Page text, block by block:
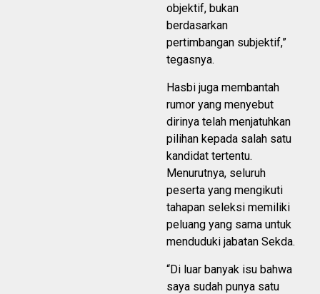
objektif, bukan
berdasarkan
pertimbangan subjektif,”
tegasnya.
Hasbi juga membantah
rumor yang menyebut
dirinya telah menjatuhkan
pilihan kepada salah satu
kandidat tertentu.
Menurutnya, seluruh
peserta yang mengikuti
tahapan seleksi memiliki
peluang yang sama untuk
menduduki jabatan Sekda.
“Di luar banyak isu bahwa
saya sudah punya satu